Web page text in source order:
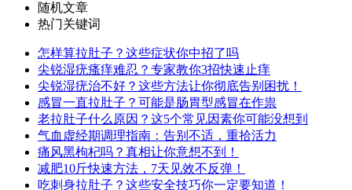
随机文章
热门关键词
怎样算拉肚子？这些症状你中招了吗
尖锐湿疣瘙痒难忍？专家教你3招快速止痒
尖锐湿疣治不好？这些方法让你彻底告别困扰！
感冒一直拉肚子？可能是肠胃型感冒在作祟
老拉肚子什么原因？这5个常见因素你可能没想到
气血虚经期调理指南：告别不适，重拾活力
痛风黑枸杞吗？真相让你意想不到！
减肥10斤快速方法，7天见效不反弹！
吃刺身拉肚子？这些安全技巧你一定要知道！